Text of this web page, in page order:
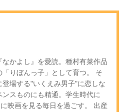
かよし』を愛読。種村有菜作品
りぼんっ子」として育つ。 そ
場する"いくえみ男子"に恋しな
スものにも精通。学生時代に
映画を見る毎日を過ごす。 出産